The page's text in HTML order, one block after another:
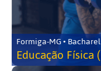
Formiga-MG •
Educação Física